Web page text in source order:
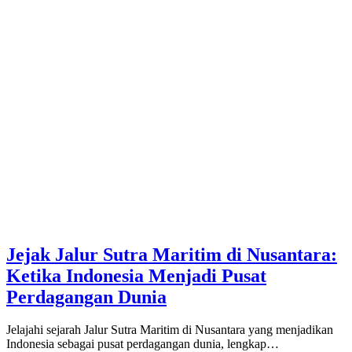
Jejak Jalur Sutra Maritim di Nusantara:
Ketika Indonesia Menjadi Pusat
Perdagangan Dunia
Jelajahi sejarah Jalur Sutra Maritim di Nusantara yang menjadikan
Indonesia sebagai pusat perdagangan dunia, lengkap…